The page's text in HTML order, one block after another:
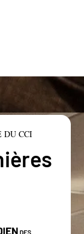
DU CCI